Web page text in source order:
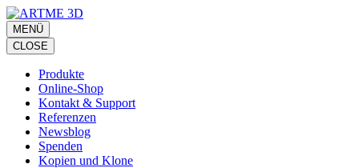
Zum
Inhalt
springen
(Eingabetaste
drücken)
MENÜ
CLOSE
Produkte
Online-Shop
Kontakt & Support
Referenzen
Newsblog
Spenden
Kopien und Klone